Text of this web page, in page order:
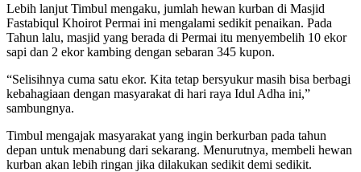
Lebih lanjut Timbul mengaku, jumlah hewan kurban di Masjid
Fastabiqul Khoirot Permai ini mengalami sedikit penaikan. Pada
Tahun lalu, masjid yang berada di Permai itu menyembelih 10 ekor
sapi dan 2 ekor kambing dengan sebaran 345 kupon.
“Selisihnya cuma satu ekor. Kita tetap bersyukur masih bisa berbagi
kebahagiaan dengan masyarakat di hari raya Idul Adha ini,”
sambungnya.
Timbul mengajak masyarakat yang ingin berkurban pada tahun
depan untuk menabung dari sekarang. Menurutnya, membeli hewan
kurban akan lebih ringan jika dilakukan sedikit demi sedikit.